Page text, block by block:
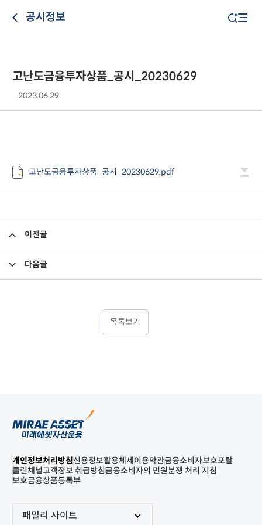
공시정보
고난도금융투자상품_공시_20230629
2023.06.29
고난도금융투자상품_공시_20230629.pdf
이전글
다음글
목록보기
개인정보처리방침신용정보활용체제 이용약관금융소비자보호포탈
클린채널고객정보 취급방침금융소비자의 민원분쟁 처리 지침
보호금융상품등록부
패밀리 사이트